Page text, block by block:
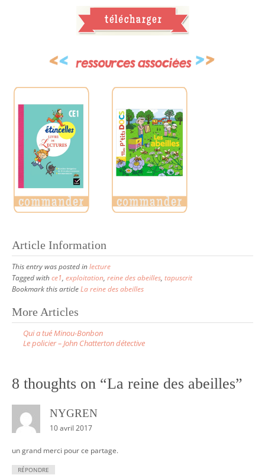
Article Information
This entry was posted inlecture
Tagged withce1, exploitation, reine des abeilles, tapuscrit
Bookmark this articleLa reine des abeilles
P
t
n
a
v
g
More Articles
Qui a tué Minou-Bonbon
Le policier – John Chatterton détective
8 thoughts on “La reine des abeilles”
NYGREN
10 avril 2017
un grand merci pour ce partage.
RÉPONDRE